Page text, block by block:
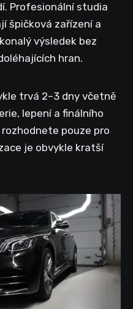
Profesionální studia
špičková zařízení a
výsledek bez
hran.
trvá 2–3 dny včetně
lepení a finálního
pouze pro
je obvykle kratší